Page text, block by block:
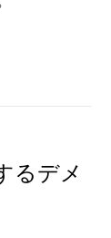
るデメ